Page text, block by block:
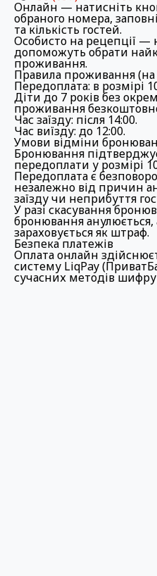
Онлайн — натисніть
обраного номера,
та кількість гостей.
Особисто на рецепції —
допоможуть обрати
проживання.
Правила проживання (на
Передоплата: в розмірі
Діти до 7 років без
проживання
Час заїзду: після 14:00.
Час виїзду: до 12:00.
Умови відміни
Бронювання
передоплати у розмірі
Передоплата є
незалежно від причин
заїзду чи неприбуття
У разі скасування
бронювання
зараховується як штраф.
Безпека платежів
Оплата онлайн
систему LiqPay
сучасних методів